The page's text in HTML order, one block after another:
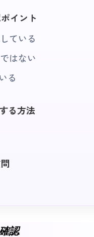
イント
ている
はない
る
る方法
認